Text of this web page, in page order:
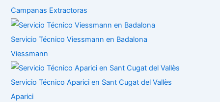
Campanas Extractoras
Servicio Técnico Viessmann en Badalona
Viessmann
Servicio Técnico Aparici en Sant Cugat del Vallès
Aparici